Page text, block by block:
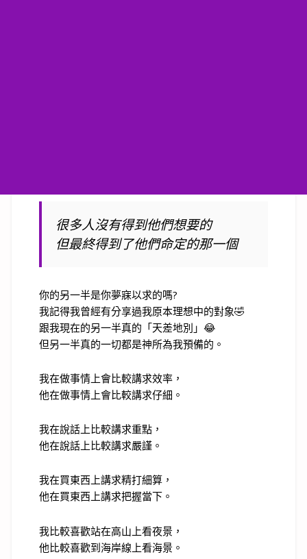
很多人沒有得到他們想要的
但最終得到了他們命定的那一個
你的另一半是你夢寐以求的嗎?
我記得我曾經有分享過我原本理想中的對象🤣
跟我現在的另一半真的「天差地別」😂
但另一半真的一切都是神所為我預備的。
我在做事情上會比較講求效率，
他在做事情上會比較講求仔細。
我在說話上比較講求重點，
他在說話上比較講求嚴謹。
我在買東西上講求精打細算，
他在買東西上講求把握當下。
我比較喜歡站在高山上看夜景，
他比較喜歡到海岸線上看海景。